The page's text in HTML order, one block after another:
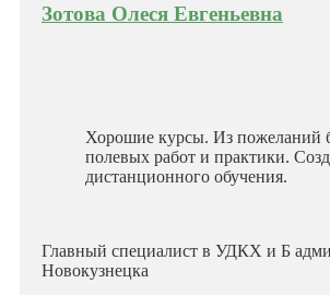
Зотова Олеся Евгеньевна
Хорошие курсы. Из пожеланий
полевых работ и практики.
дистанционного обучения.
Главный специалист в УДКХ и Б
Новокузнецка